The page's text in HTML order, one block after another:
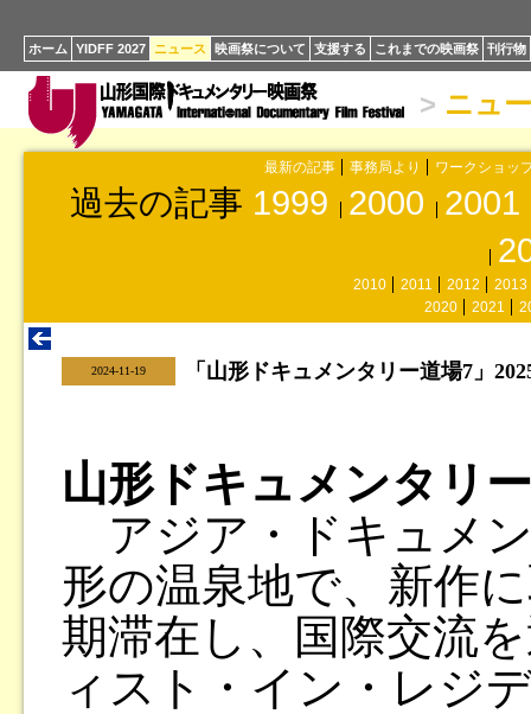
ホーム YIDFF 2027 ニュース 映画祭について 支援する これまでの映画祭 刊行物
> ニュ
最新の記事 事務局より ワークショッ
過去の記事 1999 2000 2001
2010 2011 2012
2013
2020
2021
2024-11-19 「山形ドキュメンタリー道場7」
山形ドキュメンタリ
アジア・ドキュメ
形の温泉地で、新作
期滞在し、国際交流
ィスト・イン・レジ